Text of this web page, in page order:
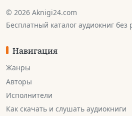
© 2026 Aknigi24.com
Бесплатный каталог аудиокниг без
Навигация
Жанры
Авторы
Исполнители
Как скачать и слушать аудиокниги